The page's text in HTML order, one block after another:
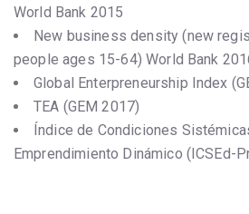
World Bank 2015
New business density (new
people ages 15-64) World Bank
Global Enterpreneurship Index
TEA (GEM 2017)
Índice de Condiciones
Emprendimiento Dinámico (ICSEd-